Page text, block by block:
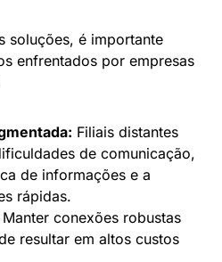
soluções, é importante
enfrentados por empresas
Filiais distantes
de comunicação,
de informações e a
rápidas.
Manter conexões robustas
resultar em altos custos